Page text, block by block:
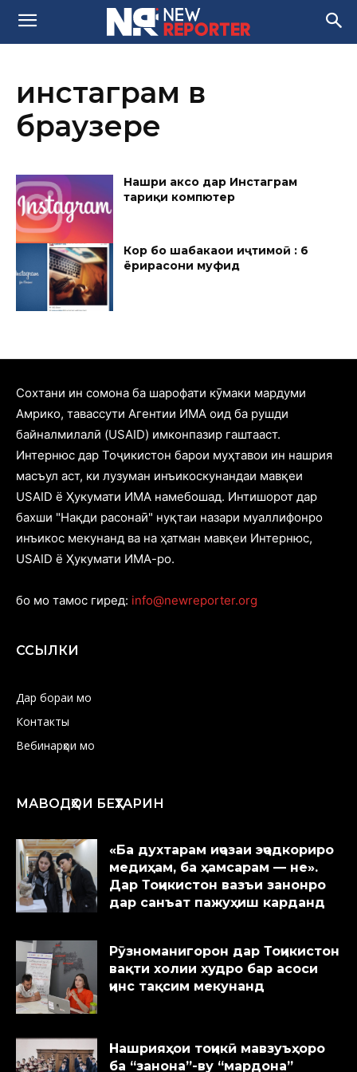
инстаграм в
браузере
Нашри аксҳо дар Инстаграм
тариқи компютер
Кор бо шабакаҳои иҷтимоӣ : 6
ёрирасони муфид
Cохтани ин сомона ба шарофати кӯмаки мардуми
Амрико, тавассути Агентии ИМА оид ба рушди
байналмилалӣ (USAID) имконпазир гаштааст.
Интернюс дар Тоҷикистон барои муҳтавои ин нашрия
масъул аст, ки лузуман инъикоскунандаи мавқеи
USAID ё Ҳукумати ИМА намебошад. Интишорот дар
бахши "Нақди расонаӣ" нуқтаи назари муаллифонро
инъикос мекунанд ва на ҳатман мавқеи Интернюс,
USAID ё Ҳукумати ИМА-ро.
бо мо тамос гиред: info@newreporter.org
ССЫЛКИ
Дар бораи мо
Контакты
Вебинарҳои мо
МАВОДҲОИ БЕҲТАРИН
«Ба духтарам иҷозаи эҷодкориро
медиҳам, ба ҳамсарам — не».
Дар Тоҷикистон вазъи занонро
дар санъат пажуҳиш карданд
Рӯзноманигорон дар Тоҷикистон
вақти холии худро бар асоси
ҷинс тақсим мекунанд
Нашрияҳои тоҷикӣ мавзуъҳоро
ба “занона”-ву “мардона”